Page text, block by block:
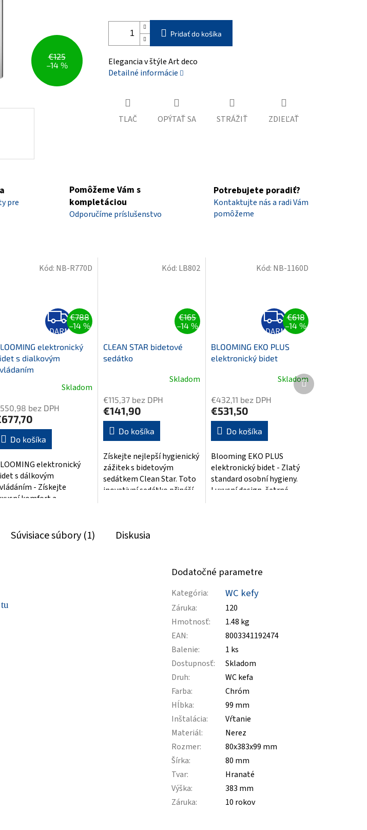
€125
–14 %
Pridať do košíka
Elegancia v štýle Art deco
Detailné informácie
TLAČ OPÝTAŤ SA STRÁŽIŤ ZDIEĽAŤ
pre
Pomôžeme Vám s
kompletáciou
Odporučíme príslušenstvo
Potrebujete poradiť?
Kontaktujte nás a radi Vám
pomôžeme
Z
A
D
A
M
ZADARMO
€788
–14 %
elektronický
s dialkovým
5,0
Skladom
bez DPH
Do košíka
elektronický
s dálkovým
- Získejte
komfort a
čištěním a...
Kód: NB-R770D
€165
–14 %
CLEAN STAR bidetové
sedátko
Skladom
€115,37 bez DPH
€141,90
Do košíka
Získejte nejlepší hygienický
zážitek s bidetovým
sedátkem Clean Star. Toto
inovativní sedátko přináší
Kód: LB802
Z
A
D
A
M
ZADARMO
€618
–14 %
BLOOMING EKO PLUS
elektronický bidet
produktu
je
4,5
hviezdičiek.
Skladom
€432,11 bez DPH
€531,50
Do košíka
Blooming EKO PLUS
elektronický bidet - Zlatý
standard osobní hygieny.
Luxusní design, šetrné
Kód: NB-1160D
Ďalší
produkt
Súvisiace súbory (1) Diskusia
Dodatočné parametre
Kategória: WC kefy
Záruka:
120
Hmotnosť:
1.48 kg
EAN:
8003341192474
Balenie:
1 ks
Dostupnosť:
Skladom
Druh:
WC kefa
Farba:
Chróm
Hĺbka:
99 mm
Inštalácia:
Vŕtanie
Materiál:
Nerez
Rozmer:
80x383x99 mm
Šírka:
80 mm
Tvar:
Hranaté
Výška:
383 mm
Záruka: 10 rokov